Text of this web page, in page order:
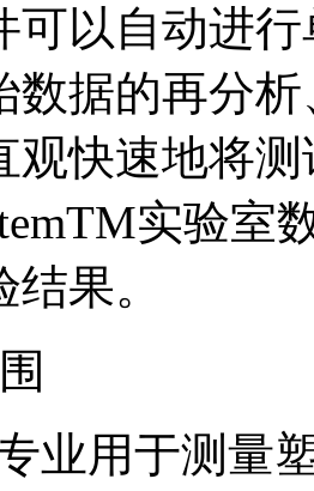
可以自动进
数据的再分
观快速地将
实验室
果。
业用于测量